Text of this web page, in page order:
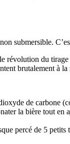
submersible.
du
brutalement à la
de carbone
la bière tout en
percé de 5